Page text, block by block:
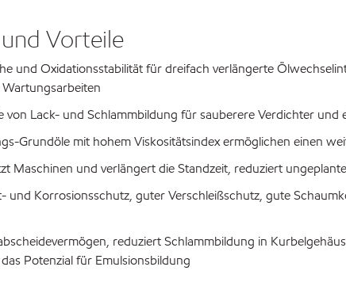
Vorteile
und Oxidationsstabilität für dreifach verlängerte
von Lack- und Schlammbildung für sauberere Verdichter und
Grundöle mit hohem Viskositätsindex ermöglichen einen
Maschinen und verlängert die Standzeit, reduziert
und Korrosionsschutz, guter Verschleißschutz, gute
reduziert Schlammbildung in
Potenzial für Emulsionsbildung